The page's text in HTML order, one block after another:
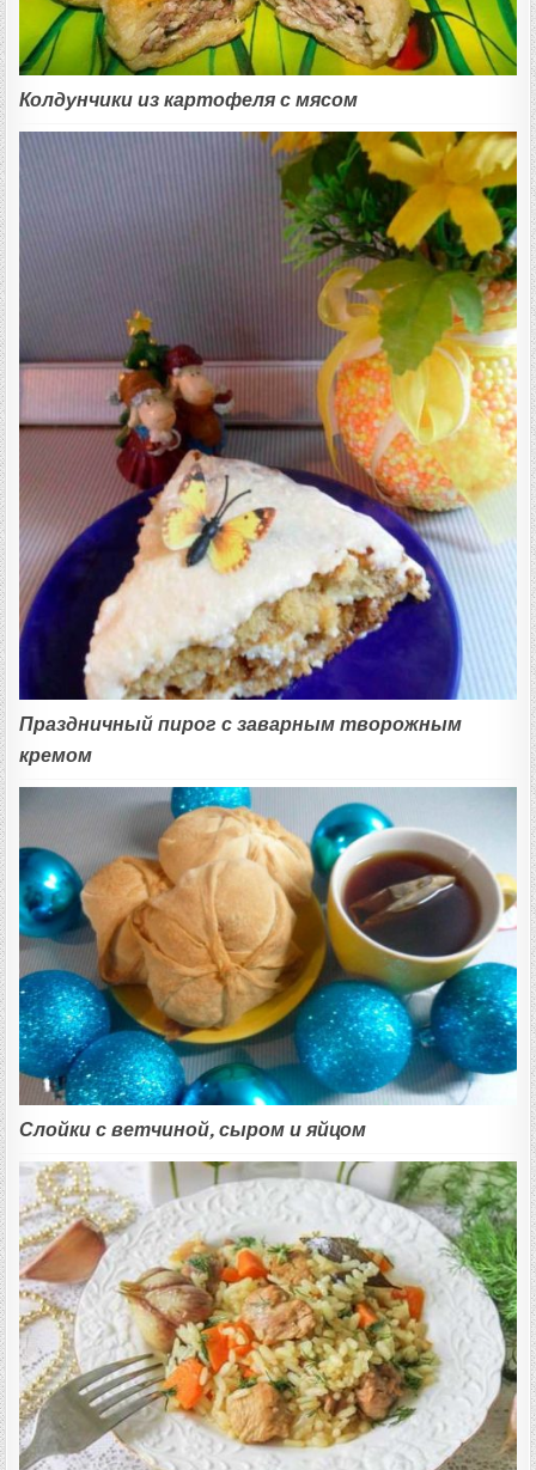
Колдунчики из картофеля с мясом
Праздничный пирог с заварным творожным
кремом
Слойки с ветчиной, сыром и яйцом